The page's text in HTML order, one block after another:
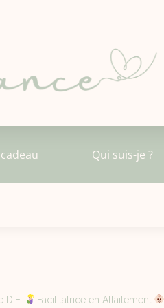
Qui suis-je ?
Facilitatrice en Allaitement